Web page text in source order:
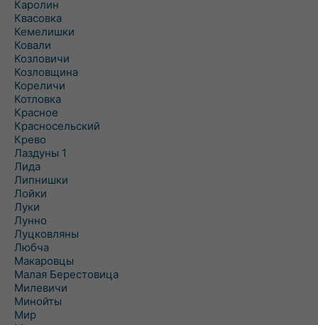
Каролин
Квасовка
Кемелишки
Ковали
Козловичи
Козловщина
Кореличи
Котловка
Красное
Красносельский
Крево
Лаздуны 1
Лида
Липнишки
Лойки
Луки
Лунно
Луцковляны
Любча
Макаровцы
Малая Берестовица
Милевичи
Минойты
Мир